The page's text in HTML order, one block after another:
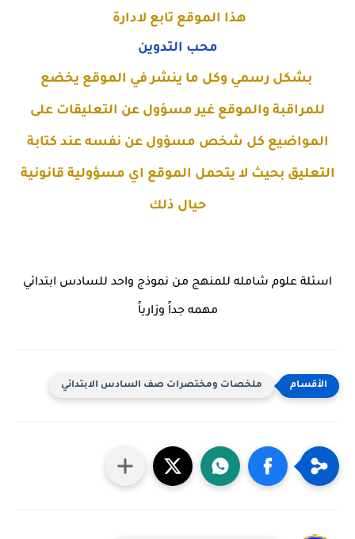
هذا الموقع تابع لادارة
محب التدوين
بشكل رسمي وكل ما ينشر في الموقع يخضع
للمراقبة والموقع غير مسؤول عن التعليقات على
المواضيع كل شخص مسؤول عن نفسه عند كتابة
التعليق بحيث لا يتحمل الموقع اي مسؤولية قانونية
حيال ذلك
اسئلة علوم شامله للمنهج من نموذج واحد للسادس ابتدائي
مهمه جداً وزارياً
ملخصات ومختصرات صف السادس الابتدائي